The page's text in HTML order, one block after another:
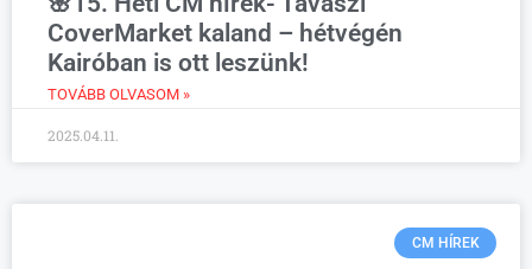
CoverMarket kaland – hétvégén
Kairóban is ott leszünk!
TOVÁBB OLVASOM »
2025.04.11.
CM HÍREK